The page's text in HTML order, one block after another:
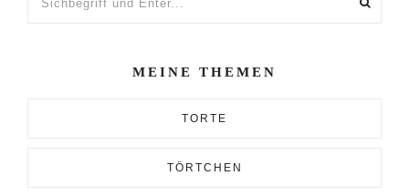
MEINE THEMEN
TORTE
TÖRTCHEN